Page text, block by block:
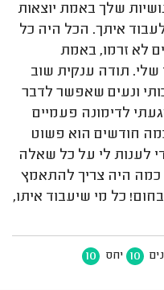
שלך באמת יוצאות
איתך. הכל היה כל
לא זרמו, באמת
תודה ענקית שוב
ונעים שאפשר לדבר
לדימונה פעמיים
חודשים הוא פשוט
לענות לי על כל שאלה
כמה היה צריך להתאמץ
כל מי שיעבוד איתו,
10 יחס 10